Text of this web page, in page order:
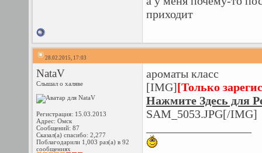
приходит
28.02.2015, 17:03
NataV
Слышал о халяве
Регистрация: 15.03.2013
Адрес: Омск
Сообщений: 87
Сказал(а) спасибо: 2,277
Поблагодарили 1,003 раз(а) в 92
сообщениях
ароматы класс
[IMG][Только
Нажмите Здесь для
SAM_5053.JPG[/IMG]